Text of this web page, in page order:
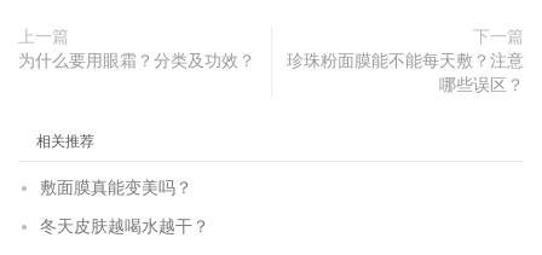
上一篇
为什么要用眼霜？分类及功效？
下一篇
珍珠粉面膜能不能每天敷？注意
哪些误区？
相关推荐
敷面膜真能变美吗？
冬天皮肤越喝水越干？